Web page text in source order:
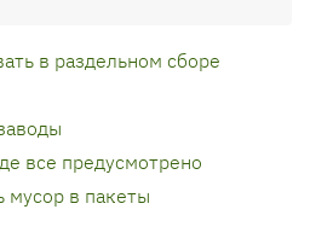
в раздельном сборе
все предусмотрено
мусор в пакеты